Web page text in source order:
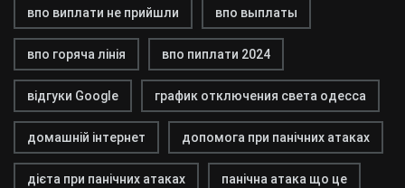
впо виплати не прийшли впо выплаты
впо горяча лінія впо пиплати 2024
відгуки Google график отключения света одесса
домашній інтернет допомога при панічних атаках
дієта при панічних атаках панічна атака що це